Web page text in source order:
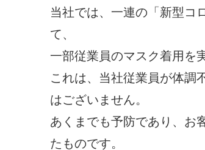
当社では、一連の「新型コ
て、
一部従業員のマスク着用を
これは、当社従業員が体調
はございません。
あくまでも予防であり、お
たものです。